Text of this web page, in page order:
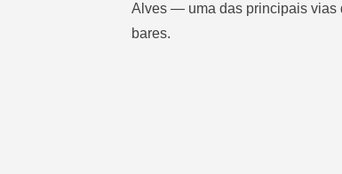
Alves — uma das principais vias
bares.